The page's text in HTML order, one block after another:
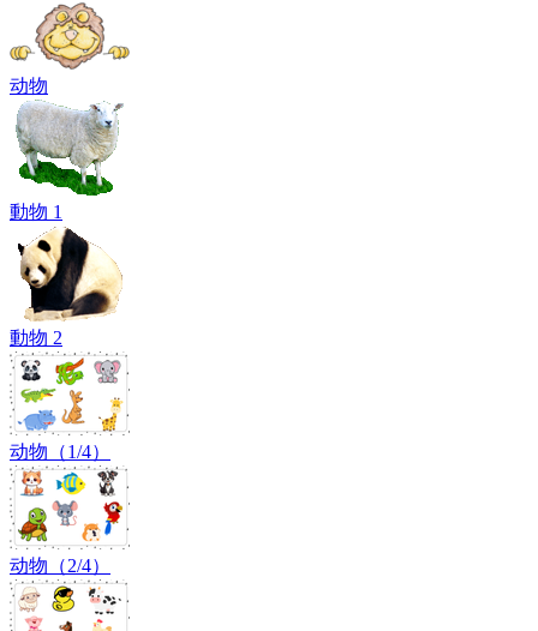
动物
動物 1
動物 2
动物（1/4）
动物（2/4）